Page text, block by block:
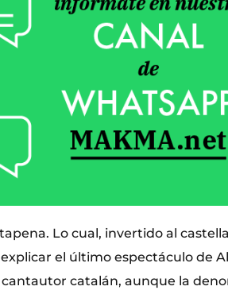
Lo cual, invertido al
el último espectáculo de
cantautor catalán, aunque la